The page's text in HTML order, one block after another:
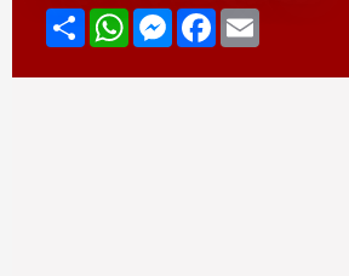
Compartir
WhatsAppMessenger
Facebook